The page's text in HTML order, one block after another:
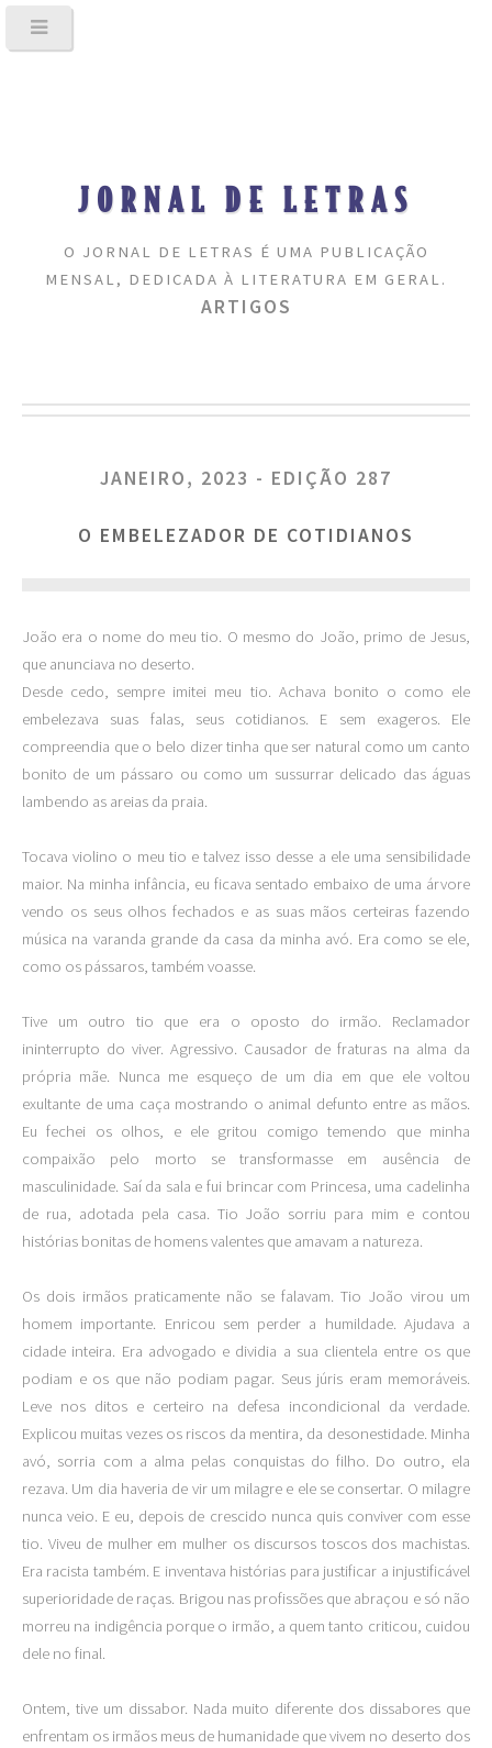
JORNAL DE LETRAS
O JORNAL DE LETRAS É UMA PUBLICAÇÃO
MENSAL, DEDICADA À LITERATURA EM GERAL.
ARTIGOS
JANEIRO, 2023 - EDIÇÃO 287
O EMBELEZADOR DE COTIDIANOS
João era o nome do meu tio. O mesmo do João, primo de Jesus,
que anunciava no deserto.
Desde cedo, sempre imitei meu tio. Achava bonito o como ele
embelezava suas falas, seus cotidianos. E sem exageros. Ele
compreendia que o belo dizer tinha que ser natural como um canto
bonito de um pássaro ou como um sussurrar delicado das águas
lambendo as areias da praia.
Tocava violino o meu tio e talvez isso desse a ele uma sensibilidade
maior. Na minha infância, eu ficava sentado embaixo de uma árvore
vendo os seus olhos fechados e as suas mãos certeiras fazendo
música na varanda grande da casa da minha avó. Era como se ele,
como os pássaros, também voasse.
Tive um outro tio que era o oposto do irmão. Reclamador
ininterrupto do viver. Agressivo. Causador de fraturas na alma da
própria mãe. Nunca me esqueço de um dia em que ele voltou
exultante de uma caça mostrando o animal defunto entre as mãos.
Eu fechei os olhos, e ele gritou comigo temendo que minha
compaixão pelo morto se transformasse em ausência de
masculinidade. Saí da sala e fui brincar com Princesa, uma cadelinha
de rua, adotada pela casa. Tio João sorriu para mim e contou
histórias bonitas de homens valentes que amavam a natureza.
Os dois irmãos praticamente não se falavam. Tio João virou um
homem importante. Enricou sem perder a humildade. Ajudava a
cidade inteira. Era advogado e dividia a sua clientela entre os que
podiam e os que não podiam pagar. Seus júris eram memoráveis.
Leve nos ditos e certeiro na defesa incondicional da verdade.
Explicou muitas vezes os riscos da mentira, da desonestidade. Minha
avó, sorria com a alma pelas conquistas do filho. Do outro, ela
rezava. Um dia haveria de vir um milagre e ele se consertar. O milagre
nunca veio. E eu, depois de crescido nunca quis conviver com esse
tio. Viveu de mulher em mulher os discursos toscos dos machistas.
Era racista também. E inventava histórias para justificar a injustificável
superioridade de raças. Brigou nas profissões que abraçou e só não
morreu na indigência porque o irmão, a quem tanto criticou, cuidou
dele no final.
Ontem, tive um dissabor. Nada muito diferente dos dissabores que
enfrentam os irmãos meus de humanidade que vivem no deserto dos